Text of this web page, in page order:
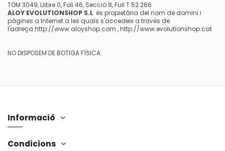
TOM 3049, Llibre 0,Foli 46, Secció 8,Full T52.266
ALOY EVOLUTIONSHOP S.L. és propietària del nom de domini i
pàgines a Internet a les quals s'accedeix a través de
l'adreça http://www.aloyshop.com ,http://www.evolutionshop.cat
NODISPOSEM DE BOTIGAFÍSICA.
Informació
Condicions